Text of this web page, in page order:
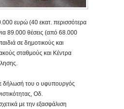
ευρώ (40 εκατ. περισσότερα
89.000 θέσεις (από 68.000
σε δημοτικούς και
σταθμούς και Κέντρα
δήλωσή του ο υφυπουργός
Οδ.
με την εξασφάλιση